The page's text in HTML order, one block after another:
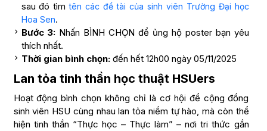
sau đó tìmtên các đề tài của sinh viên Trường Đại học
Hoa Sen.
Bước 3: Nhấn BÌNH CHỌN để ủng hộ poster bạn yêu
thích nhất.
Thời gian bình chọn:đến hết 12h00 ngày 05/11/2025
Lan tỏa tinh thần học thuật HSUers
Hoạt động bình chọn không chỉ là cơ hội để cộng đồng
sinh viên HSU cùng nhau lan tỏa niềm tự hào, mà còn thể
hiện tinh thần “Thực học – Thực làm” – nơi tri thức gắn